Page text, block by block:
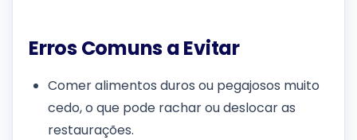
Erros Comuns a Evitar
Comer alimentos duros ou pegajosos muito
cedo, o que pode rachar ou deslocar as
restaurações.